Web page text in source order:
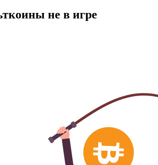
не в игре